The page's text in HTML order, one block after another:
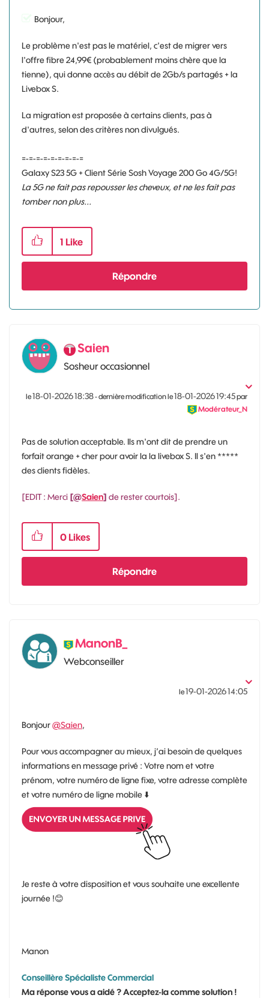
Bonjour,
Le problème n'est pas le matériel, c'est de migrer vers
l'offre fibre 24,99€ (probablement moins chère que la
tienne), qui donne accès au débit de 2Gb/s partagés + la
Livebox S.
La migration est proposée à certains clients, pas à
d'autres, selon des critères non divulgués.
=-=-=-=-=-=-=-=-=
Galaxy S23 5G + Client Série Sosh Voyage 200 Go 4G/5G!
La 5G ne fait pas repousser les cheveux, et ne les fait pas
tomber non plus...
1 Like
Répondre
Saien
Sosheur occasionnel
le‎18-01-202618:38- dernière modification le‎18-01-202619:45par
Modérateur_N
Pas de solution acceptable. Ils m'ont dit de prendre un
forfait orange + cher pour avoir la la livebox S. Il s'en *****
des clients fidèles.
[EDIT : Merci [@Saien] de rester courtois].
0 Likes
Répondre
ManonB_
Webconseiller
le‎19-01-202614:05
Bonjour@Saien,
Pour vous accompagner au mieux, j’ai besoin de quelques
informations en message privé : Votre nom et votre
prénom, votre numéro de ligne fixe, votre adresse complète
et votre numéro de ligne mobile ⬇️
Je reste à votre disposition et vous souhaite une excellente
journée !😊
Manon
Conseillère Spécialiste Commercial
Ma réponse vous a aidé ? Acceptez-la comme solution !